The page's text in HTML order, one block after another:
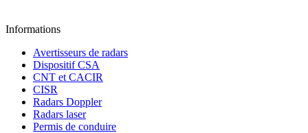
Informations
Avertisseurs de radars
Dispositif CSA
CNT et CACIR
CISR
Radars Doppler
Radars laser
Permis de conduire